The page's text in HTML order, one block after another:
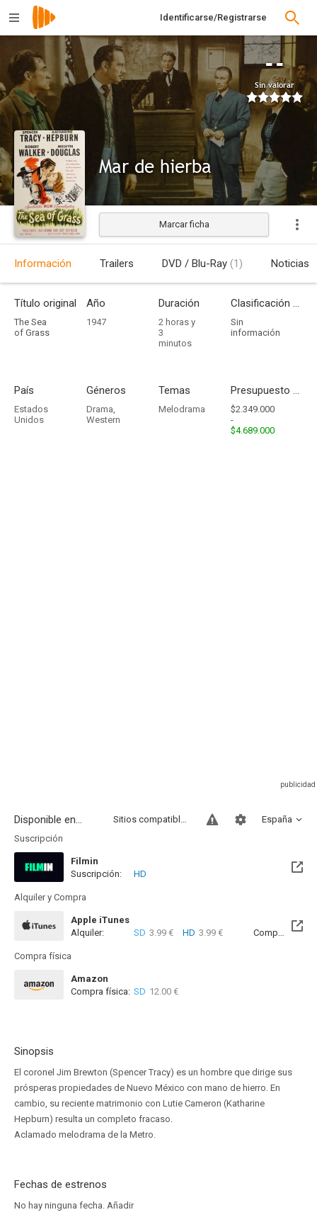
Identificarse/Registrarse
--
Sin valorar
Mar de hierba
Estrenada
Marcar ficha
Información Trailers DVD / Blu-Ray (1) Noticias
Título original
The Sea
of Grass
Año
1947
Duración
2 horas y
3
minutos
Clasificación por edades
Sin
información
País
Estados
Unidos
Géneros
Drama,
Western
Temas
Melodrama
Presupuesto - Ingresos
$2.349.000
-
$4.689.000
Disponible en... España
Sitios compatibles
Suscripción
Filmin
Disponible hasta el Mié, 31 Dic 2031 (Quedan 5 años)
Suscripción: HD
Alquiler y Compra
Apple iTunes
Alquiler:
SD 3.99 € HD 3.99 € Compra: SD
Compra física
Amazon
Compra física: SD 12.00 €
Sinopsis
El coronel Jim Brewton (Spencer Tracy) es un hombre que dirige sus
prósperas propiedades de Nuevo México con mano de hierro. En
cambio, su reciente matrimonio con Lutie Cameron (Katharine
Hepburn) resulta un completo fracaso.
Aclamado melodrama de la Metro.
Fechas de estrenos
No hay ninguna fecha. Añadir